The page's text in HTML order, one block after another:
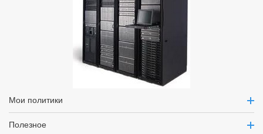
Мои политики
Полезное